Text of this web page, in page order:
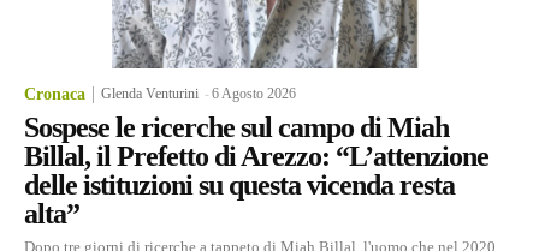
Cronaca Glenda Venturini -6 Agosto 2026
Sospese le ricerche sul campo di Miah
Billal, il Prefetto di Arezzo: “L’attenzione
delle istituzioni su questa vicenda resta
alta”
Dopo tre giorni di ricerche a tappeto di Miah Billal, l'uomo che nel 2020